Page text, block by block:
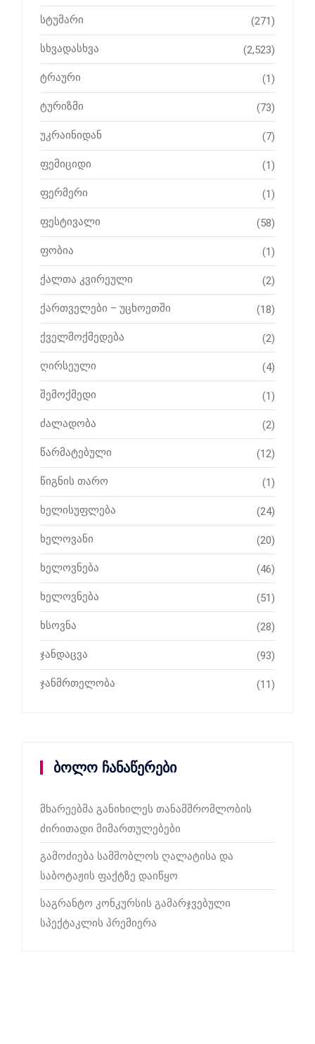
სტუმარი (271)
სხვადასხვა (2,523)
ტრაური (1)
ტურიზმი (73)
უკრაინიდან (7)
ფემიციდი (1)
ფერმერი (1)
ფესტივალი (58)
ფობია (1)
ქალთა კვირეული (2)
ქართველები – უცხოეთში (18)
ქველმოქმედება (2)
ღირსეული (4)
შემოქმედი (1)
ძალადობა (2)
წარმატებული (12)
წიგნის თარო (1)
ხელისუფლება (24)
ხელოვანი (20)
ხელოვნება (46)
ხელოვნება (51)
ხსოვნა (28)
ჯანდაცვა (93)
ჯანმრთელობა (11)
ბოლო ჩანაწერები
მხარეებმა განიხილეს თანამშრომლობის
ძირითადი მიმართულებები
გამოძიება სამშობლოს ღალატისა და
საბოტაჟის ფაქტზე დაიწყო
საგრანტო კონკურსის გამარჯვებული
სპექტაკლის პრემიერა